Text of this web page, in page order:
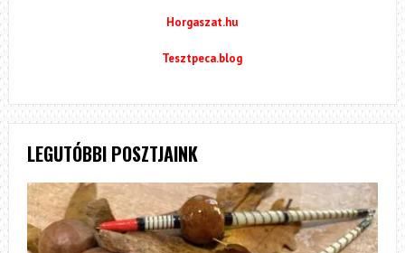
Horgaszat.hu
Tesztpeca.blog
LEGUTÓBBI POSZTJAINK